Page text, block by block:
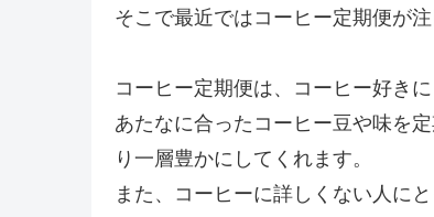
そこで最近ではコーヒー定期便が注
コーヒー定期便は、コーヒー好き
あたなに合ったコーヒー豆や味を
り一層豊かにしてくれます。
また、コーヒーに詳しくない人に